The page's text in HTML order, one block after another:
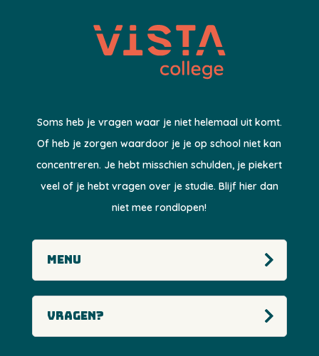
Soms heb je vragen waar je niet helemaal uit komt.
Of heb je zorgen waardoor je je op school niet kan
concentreren. Je hebt misschien schulden, je piekert
veel of je hebt vragen over je studie. Blijf hier dan
niet mee rondlopen!
Menu
Vragen?